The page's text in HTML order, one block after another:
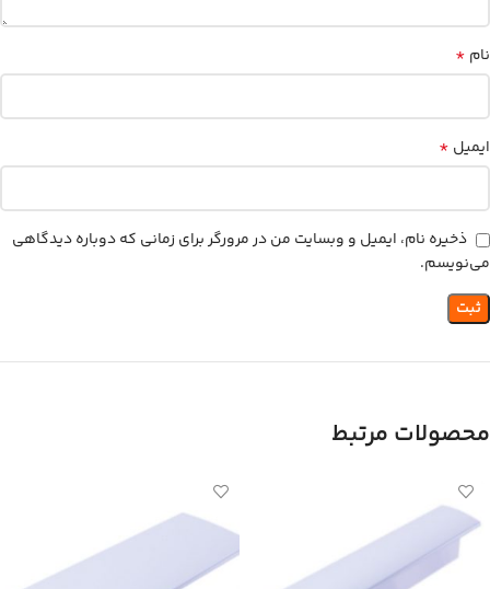
نام *
ایمیل *
ذخیره نام، ایمیل و وبسایت من در مرورگر برای زمانی که دوباره دیدگاهی
می‌نویسم.
محصولات مرتبط